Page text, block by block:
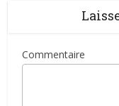
Commentaire